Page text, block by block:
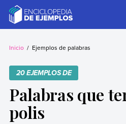
contentEjemplos
Necesitas ejemplos.
Inicio Ejemplos de palabras
20 EJEMPLOS DE
Palabras que
polis